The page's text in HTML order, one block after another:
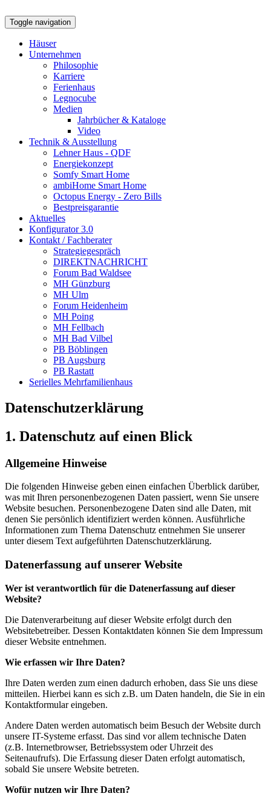
Toggle navigation
Häuser
Unternehmen
Philosophie
Karriere
Ferienhaus
Legnocube
Medien
Jahrbücher & Kataloge
Video
Technik & Ausstellung
Lehner Haus - QDF
Energiekonzept
Somfy Smart Home
ambiHome Smart Home
Octopus Energy - Zero Bills
Bestpreisgarantie
Aktuelles
Konfigurator 3.0
Kontakt / Fachberater
Strategiegespräch
DIREKTNACHRICHT
Forum Bad Waldsee
MH Günzburg
MH Ulm
Forum Heidenheim
MH Poing
MH Fellbach
MH Bad Vilbel
PB Böblingen
PB Augsburg
PB Rastatt
Serielles Mehrfamilienhaus
Datenschutzerklärung
1. Datenschutz auf einen Blick
Allgemeine Hinweise
Die folgenden Hinweise geben einen einfachen Überblick darüber,
was mit Ihren personenbezogenen Daten passiert, wenn Sie unsere
Website besuchen. Personenbezogene Daten sind alle Daten, mit
denen Sie persönlich identifiziert werden können. Ausführliche
Informationen zum Thema Datenschutz entnehmen Sie unserer
unter diesem Text aufgeführten Datenschutzerklärung.
Datenerfassung auf unserer Website
Wer ist verantwortlich für die Datenerfassung auf dieser
Website?
Die Datenverarbeitung auf dieser Website erfolgt durch den
Websitebetreiber. Dessen Kontaktdaten können Sie dem Impressum
dieser Website entnehmen.
Wie erfassen wir Ihre Daten?
Ihre Daten werden zum einen dadurch erhoben, dass Sie uns diese
mitteilen. Hierbei kann es sich z.B. um Daten handeln, die Sie in ein
Kontaktformular eingeben.
Andere Daten werden automatisch beim Besuch der Website durch
unsere IT-Systeme erfasst. Das sind vor allem technische Daten
(z.B. Internetbrowser, Betriebssystem oder Uhrzeit des
Seitenaufrufs). Die Erfassung dieser Daten erfolgt automatisch,
sobald Sie unsere Website betreten.
Wofür nutzen wir Ihre Daten?